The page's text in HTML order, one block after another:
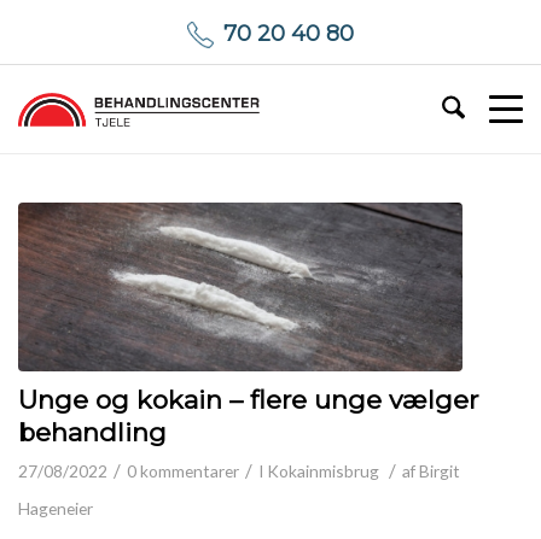
70 20 40 80
Unge og kokain – flere unge vælger
behandling
27/08/2022 / 0 kommentarer / I Kokainmisbrug / af Birgit
Hageneier